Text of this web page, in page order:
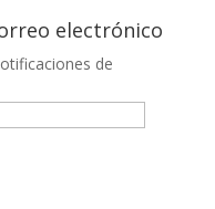
electrónico
de